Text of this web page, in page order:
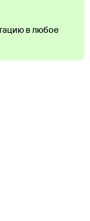
в любое